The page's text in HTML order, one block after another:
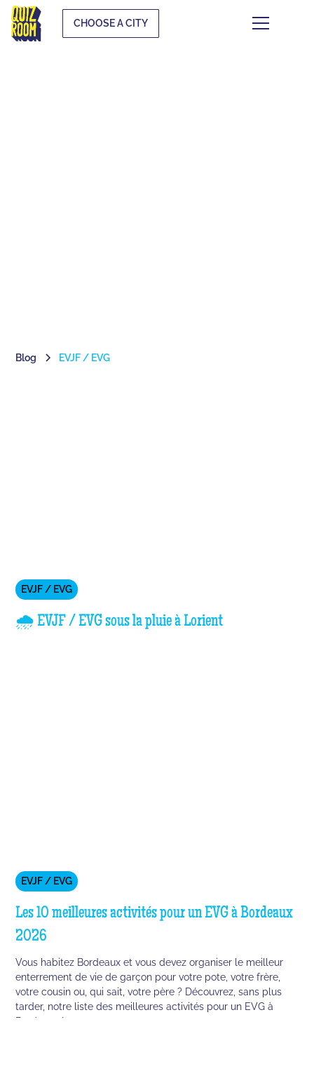
CHOOSE A CITY
Blog EVJF / EVG
EVJF / EVG
🌧️ EVJF / EVG sous la pluie à Lorient
EVJF / EVG
Les 10 meilleures activités pour un EVG à Bordeaux
2026
Vous habitez Bordeaux et vous devez organiser le meilleur
enterrement de vie de garçon pour votre pote, votre frère,
votre cousin ou, qui sait, votre père ? Découvrez, sans plus
tarder, notre liste des meilleures activités pour un EVG à
Bordeaux !